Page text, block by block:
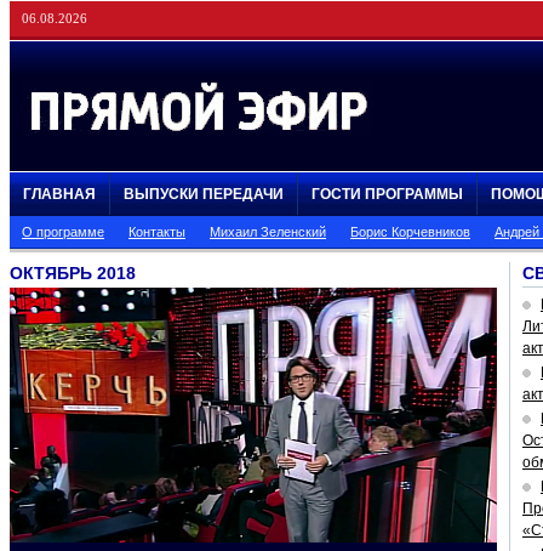
06.08.2026
ГЛАВНАЯ ВЫПУСКИ ПЕРЕДАЧИ ГОСТИ ПРОГРАММЫ
О программе Контакты Михаил Зеленский Борис Корчевников
ОКТЯБРЬ 2018